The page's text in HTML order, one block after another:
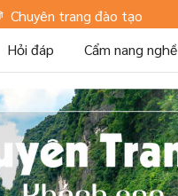
Chuyên trang đào tạo
Hỏi đáp Cẩm nang nghề